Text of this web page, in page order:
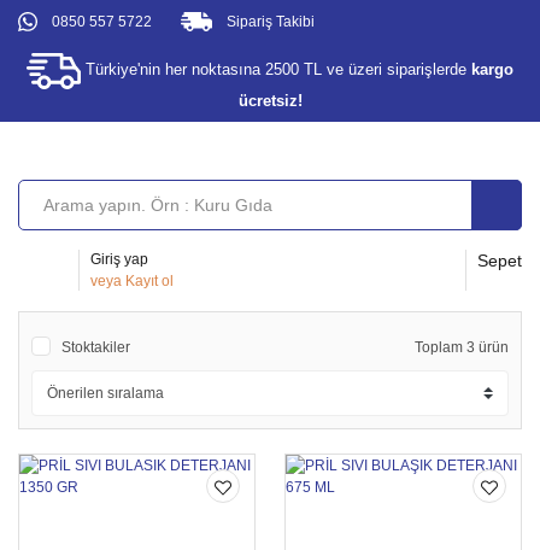
0850 557 5722
Türkiye'nin her noktasına 2500 TL ve üzeri siparişlerde kargo
ücretsiz!
Sipariş Takibi
Giriş yap
veya Kayıt ol
Sepet
Stoktakiler Toplam 3 ürün